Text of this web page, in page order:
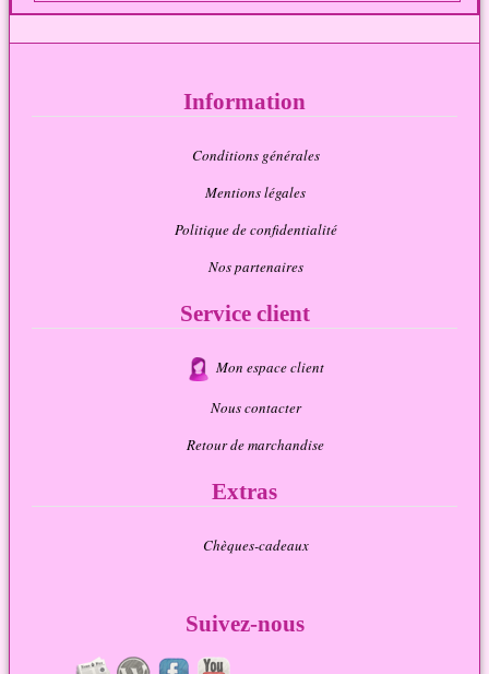
Information
Conditions générales
Mentions légales
Politique de confidentialité
Nos partenaires
Service client
Mon espace client
Nous contacter
Retour de marchandise
Extras
Chèques-cadeaux
Suivez-nous